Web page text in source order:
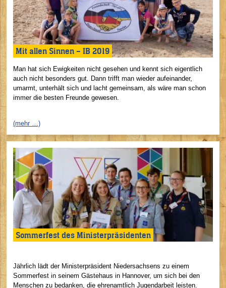
Mit allen Sinnen – IB 2019
Man hat sich Ewigkeiten nicht gesehen und kennt sich eigentlich
auch nicht besonders gut. Dann trifft man wieder aufeinander,
umarmt, unterhält sich und lacht gemeinsam, als wäre man schon
immer die besten Freunde gewesen.
(mehr …)
Sommerfest des Ministerpräsidenten
Jährlich lädt der Ministerpräsident Niedersachsens zu einem
Sommerfest in seinem Gästehaus in Hannover, um sich bei den
Menschen zu bedanken, die ehrenamtlich Jugendarbeit leisten.